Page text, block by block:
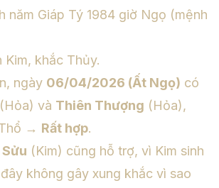
năm Giáp Tý 1984 giờ Ngọ (mệnh
Kim, khắc Thủy.
ngày 06/04/2026 (Ất Ngọ) có
(Hỏa) và Thiên Thượng (Hỏa),
→ Rất hợp.
Sửu (Kim) cũng hỗ trợ, vì Kim sinh
không gây xung khắc vì sao